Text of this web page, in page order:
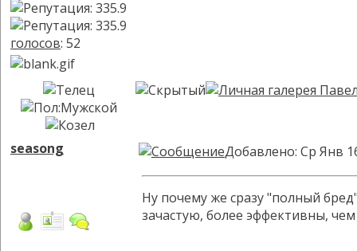
голосов: 52
seasong Добавлено: Ср Янв
Ну почему же сразу "полный
зачастую, более эффективны,